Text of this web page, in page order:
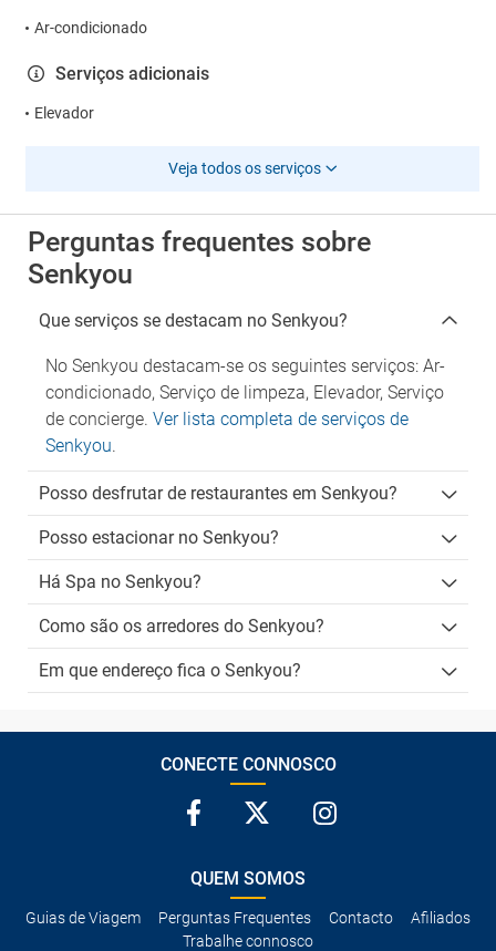
Ar-condicionado
Serviços adicionais
Elevador
Veja todos os serviços
Perguntas frequentes sobre
Senkyou
Que serviços se destacam no Senkyou?
No Senkyou destacam-se os seguintes serviços: Ar-
condicionado, Serviço de limpeza, Elevador, Serviço
de concierge. Ver lista completa de serviços de
Senkyou.
Posso desfrutar de restaurantes em Senkyou?
Posso estacionar no Senkyou?
Há Spa no Senkyou?
Como são os arredores do Senkyou?
Em que endereço fica o Senkyou?
CONECTE CONNOSCO
QUEM SOMOS
Guias de Viagem Perguntas Frequentes Contacto
Afiliados
Trabalhe connosco